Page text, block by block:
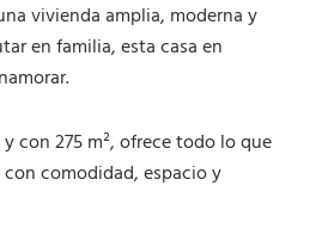
vivienda amplia, moderna y
en familia, esta casa en
con 275 m², ofrece todo lo que
comodidad, espacio y